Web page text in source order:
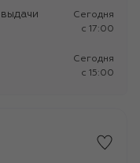
Сегодня
c 17:00
Сегодня
c 15:00